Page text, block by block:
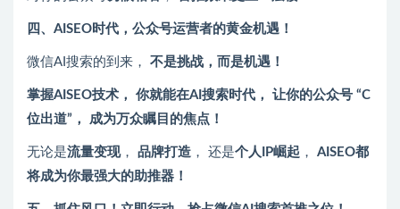
四、AISEO时代，公众号运营者的黄金机遇！
微信AI搜索的到来， 不是挑战，而是机遇！
掌握AISEO技术， 你就能在AI搜索时代， 让你的公众号 “C
位出道”， 成为万众瞩目的焦点！
无论是流量变现， 品牌打造 ， 还是个人IP崛起 ， AISEO都
将成为你最强大的助推器！